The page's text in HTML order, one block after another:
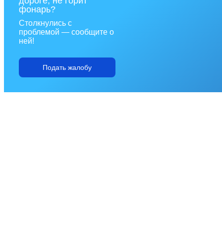
фонарь?
Столкнулись с
проблемой — сообщите о
ней!
Подать жалобу